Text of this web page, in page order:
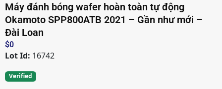
Máy đánh bóng wafer hoàn toàn tự động
Okamoto SPP800ATB 2021 – Gần như mới –
Đài Loan
$0
Lot Id: 16742
Verified